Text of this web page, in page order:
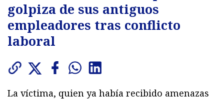
golpiza de sus antiguos
empleadores tras conflicto
laboral
La víctima, quien ya había recibido amenazas